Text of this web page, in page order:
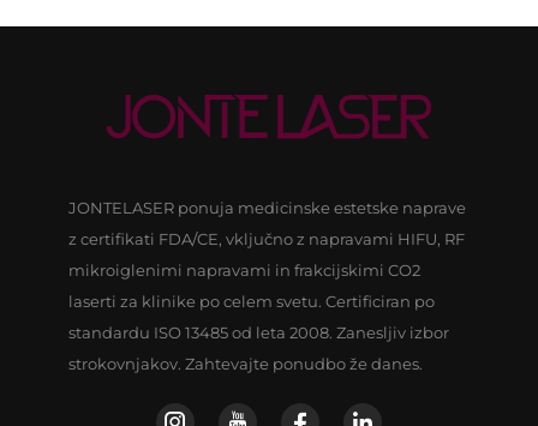
JONTELASER ponuja medicinske estetske naprave
z certifikati FDA/CE, vključno z napravami HIFU, RF
mikroiglenimi napravami in frakcijskimi CO2
laserti za klinike po celem svetu. Certificiran po
standardu ISO 13485 od leta 2008. Zanesljiv izbor
strokovnjakov. Zahtevajte ponudbo že danes.